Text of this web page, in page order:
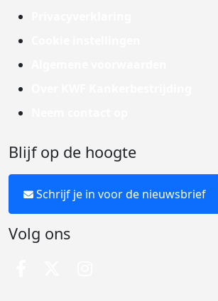
Blijf op de hoogte
Schrijf je in voor de nieuwsbrief
Volg ons